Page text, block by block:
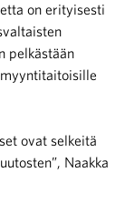
on erityisesti
pelkästään
ovat selkeitä
Naakka